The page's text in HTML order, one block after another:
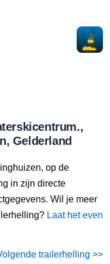
Gelderland
op de
in zijn directe
Wil je meer
Laat het even
trailerhelling >>